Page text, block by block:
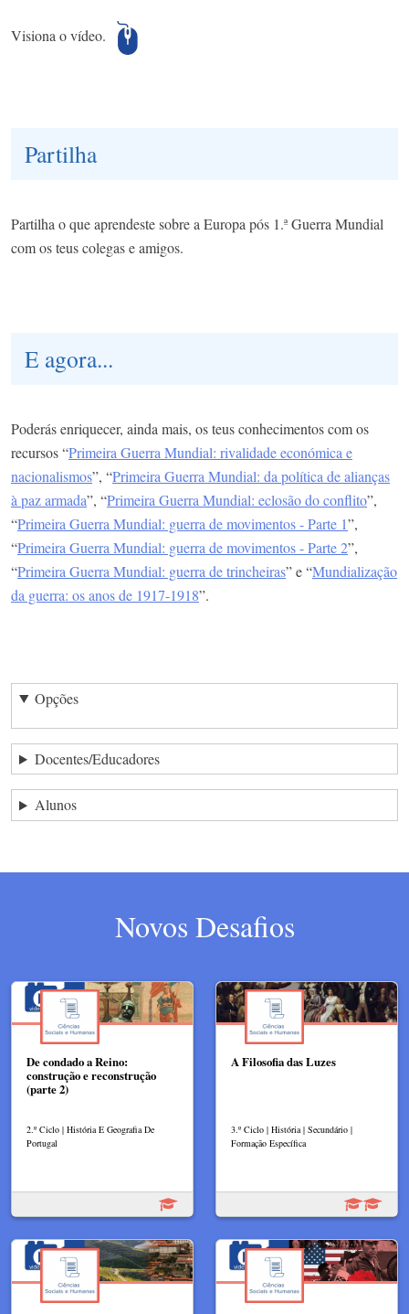
Visiona o vídeo.
Partilha
Partilha o que aprendeste sobre a Europa pós 1.ª Guerra Mundial
com os teus colegas e amigos.
E agora...
Poderás enriquecer, ainda mais, os teus conhecimentos com os
recursos “Primeira Guerra Mundial: rivalidade económica e
nacionalismos”, “Primeira Guerra Mundial: da política de alianças
à paz armada”, “Primeira Guerra Mundial: eclosão do conflito”,
“Primeira Guerra Mundial: guerra de movimentos - Parte 1”,
“Primeira Guerra Mundial: guerra de movimentos - Parte 2”,
“Primeira Guerra Mundial: guerra de trincheiras” e “Mundialização
da guerra: os anos de 1917-1918”.
Opções
Docentes/Educadores
Alunos
Novos Desafios
De condado a Reino:
construção e reconstrução
(parte 2)
2.º Ciclo | História E Geografia De
Portugal
A Filosofia das Luzes​
3.º Ciclo | História | Secundário |
Formação Específica